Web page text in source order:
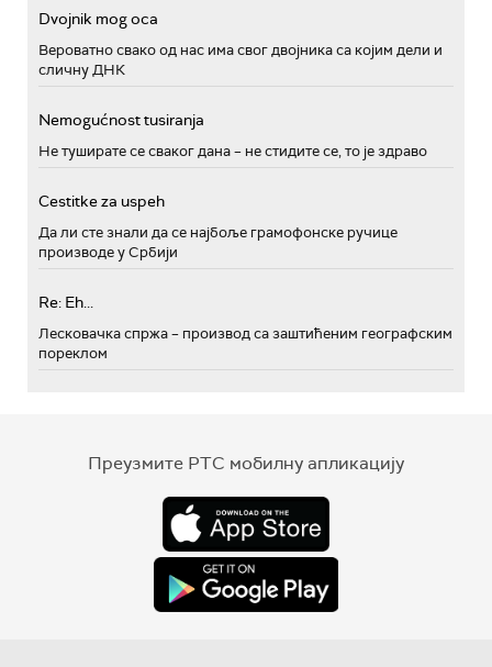
Dvojnik mog oca
Вероватно свако од нас има свог двојника са којим дели и
сличну ДНК
Nemogućnost tusiranja
Не туширате се сваког дана – не стидите се, то је здраво
Cestitke za uspeh
Да ли сте знали да се најбоље грамофонске ручице
производе у Србији
Re: Eh...
Лесковачка спржа – производ са заштићеним географским
пореклом
Преузмите РТС мобилну апликацију